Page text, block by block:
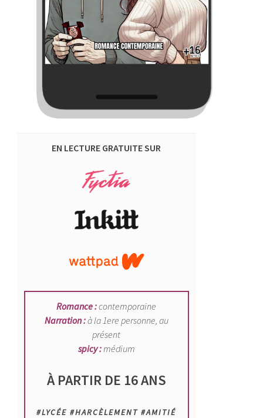
EN LECTURE GRATUITE SUR
Romance :contemporaine
Narration :à la 1ere personne, au
présent
spicy :médium
À PARTIR DE 16 ANS
#LYCÉE #HARCÈLEMENT #AMITIÉ